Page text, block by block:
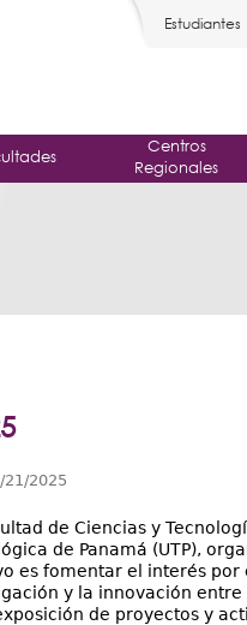
Estudiantes
Centros
Regionales
21/2025
de Ciencias y
de Panamá (UTP),
es fomentar el interés
y la innovación
de proyectos y